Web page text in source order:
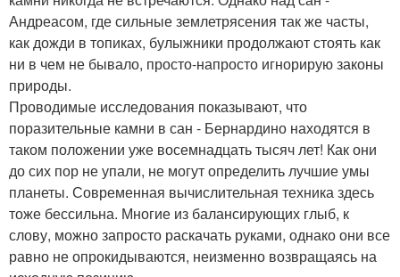
Андреасом, где сильные землетрясения так же часты,
как дожди в топиках, булыжники продолжают стоять как
ни в чем не бывало, просто-напросто игнорирую законы
природы.
Проводимые исследования показывают, что
поразительные камни в сан - Бернардино находятся в
таком положении уже восемнадцать тысяч лет! Как они
до сих пор не упали, не могут определить лучшие умы
планеты. Современная вычислительная техника здесь
тоже бессильна. Многие из балансирующих глыб, к
слову, можно запросто раскачать руками, однако они все
равно не опрокидываются, неизменно возвращаясь на